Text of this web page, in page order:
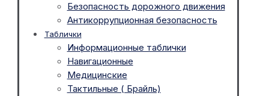
Безопасность дорожного движения
Антикоррупционная безопасность
Таблички
Информационные таблички
Навигационные
Медицинские
Тактильные ( Брайль)